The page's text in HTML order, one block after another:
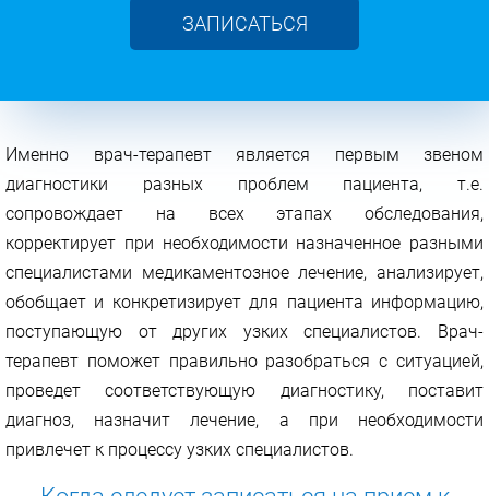
ЗАПИСАТЬСЯ
Именно врач-терапевт является первым звеном
диагностики разных проблем пациента, т.е.
сопровождает на всех этапах обследования,
корректирует при необходимости назначенное разными
специалистами медикаментозное лечение, анализирует,
обобщает и конкретизирует для пациента информацию,
поступающую от других узких специалистов. Врач-
терапевт поможет правильно разобраться с ситуацией,
проведет соответствующую диагностику, поставит
диагноз, назначит лечение, а при необходимости
привлечет к процессу узких специалистов.